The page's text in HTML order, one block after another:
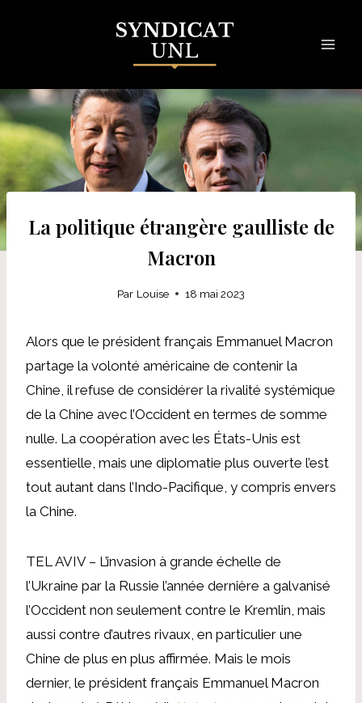
La politique étrangère gaulliste de
Macron
Par Louise 18 mai 2023
Alors que le président français Emmanuel Macron
partage la volonté américaine de contenir la
Chine, il refuse de considérer la rivalité systémique
de la Chine avec l’Occident en termes de somme
nulle. La coopération avec les États-Unis est
essentielle, mais une diplomatie plus ouverte l’est
tout autant dans l’Indo-Pacifique, y compris envers
la Chine.
TEL AVIV – L’invasion à grande échelle de
l’Ukraine par la Russie l’année dernière a galvanisé
l’Occident non seulement contre le Kremlin, mais
aussi contre d’autres rivaux, en particulier une
Chine de plus en plus affirmée. Mais le mois
dernier, le président français Emmanuel Macron